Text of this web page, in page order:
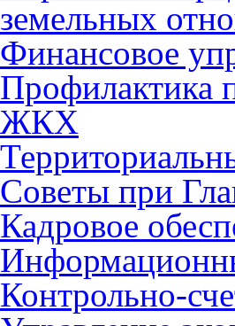
земельных
Финансовое
Профилактика
ЖКХ
Советы при
Кадровое
Контрольно-